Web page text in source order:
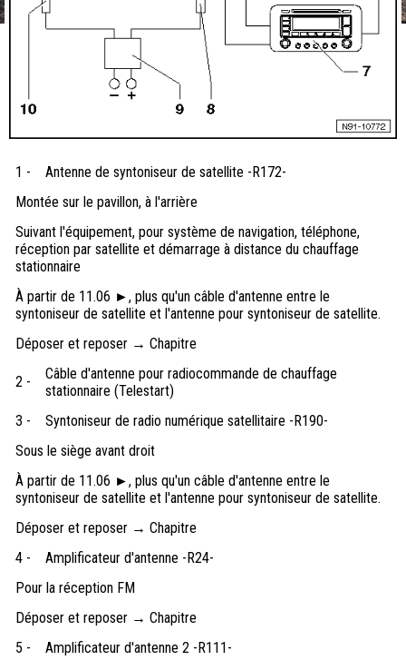
1 -
Antenne de syntoniseur de satellite -R172-
Montée sur le pavillon, à l'arrière
Suivant l'équipement, pour système de navigation, téléphone,
réception par satellite et démarrage à distance du chauffage
stationnaire
À partir de 11.06 ►, plus qu'un câble d'antenne entre le
syntoniseur de satellite et l'antenne pour syntoniseur de satellite.
Déposer et reposer → Chapitre
2 -
Câble d'antenne pour radiocommande de chauffage
stationnaire (Telestart)
3 -
Syntoniseur de radio numérique satellitaire -R190-
Sous le siège avant droit
À partir de 11.06 ►, plus qu'un câble d'antenne entre le
syntoniseur de satellite et l'antenne pour syntoniseur de satellite.
Déposer et reposer → Chapitre
4 -
Amplificateur d'antenne -R24-
Pour la réception FM
Déposer et reposer → Chapitre
5 -
Amplificateur d'antenne 2 -R111-